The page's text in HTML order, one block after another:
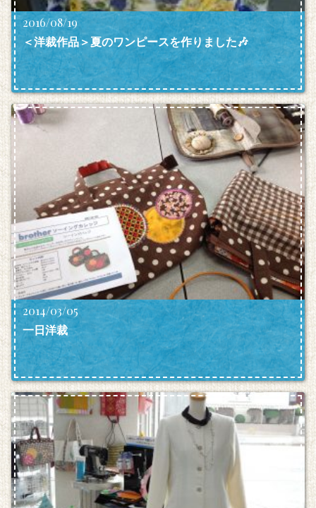
2016/08/19
＜洋裁作品＞夏のワンピースを作りました🎶
2014/03/05
一日洋裁